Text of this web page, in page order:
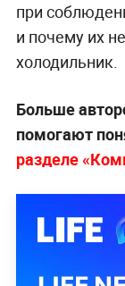
при
и почему их
холодильник.
Больше
помогают
разделе